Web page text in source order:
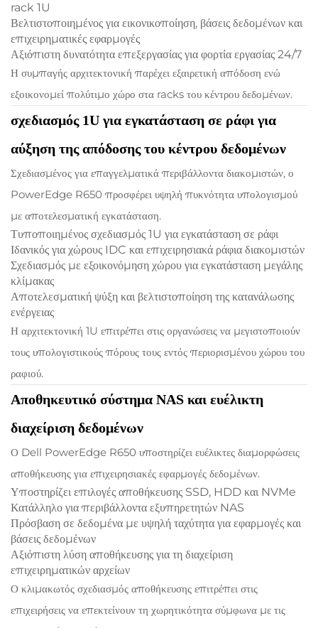
rack 1U
Βελτιστοποιημένος για εικονικοποίηση, βάσεις δεδομένων και
επιχειρηματικές εφαρμογές
Αξιόπιστη δυνατότητα επεξεργασίας για φορτία εργασίας 24/7
Η συμπαγής αρχιτεκτονική παρέχει εξαιρετική απόδοση ενώ
εξοικονομεί πολύτιμο χώρο στα racks του κέντρου δεδομένων.
σχεδιασμός 1U για εγκατάσταση σε ράφι για
αύξηση της απόδοσης του κέντρου δεδομένων
Σχεδιασμένος για επαγγελματικά περιβάλλοντα διακομιστών, ο
PowerEdge R650 προσφέρει υψηλή πυκνότητα υπολογισμού
με αποτελεσματική εγκατάσταση.
Τυποποιημένος σχεδιασμός 1U για εγκατάσταση σε ράφι
Ιδανικός για χώρους IDC και επιχειρησιακά ράφια διακομιστών
Σχεδιασμός με εξοικονόμηση χώρου για εγκατάσταση μεγάλης
κλίμακας
Αποτελεσματική ψύξη και βελτιστοποίηση της κατανάλωσης
ενέργειας
Η αρχιτεκτονική 1U επιτρέπει στις οργανώσεις να μεγιστοποιούν
τους υπολογιστικούς πόρους τους εντός περιορισμένου χώρου του
ραφιού.
Αποθηκευτικό σύστημα NAS και ευέλικτη
διαχείριση δεδομένων
Ο Dell PowerEdge R650 υποστηρίζει ευέλικτες διαμορφώσεις
αποθήκευσης για επιχειρησιακές εφαρμογές δεδομένων.
Υποστηρίζει επιλογές αποθήκευσης SSD, HDD και NVMe
Κατάλληλο για περιβάλλοντα εξυπηρετητών NAS
Πρόσβαση σε δεδομένα με υψηλή ταχύτητα για εφαρμογές και
βάσεις δεδομένων
Αξιόπιστη λύση αποθήκευσης για τη διαχείριση
επιχειρηματικών αρχείων
Ο κλιμακωτός σχεδιασμός αποθήκευσης επιτρέπει στις
επιχειρήσεις να επεκτείνουν τη χωρητικότητα σύμφωνα με τις